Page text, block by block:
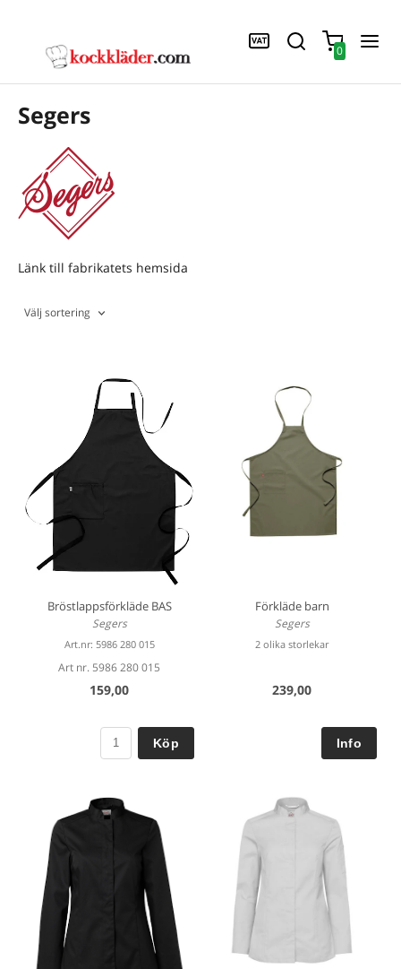
0
Segers
Länk till fabrikatets hemsida
Välj sortering
Bröstlappsförkläde BAS
Segers
Art.nr: 5986 280 015
Art nr. 5986 280 015
159,00
Köp
Förkläde barn
Segers
2 olika storlekar
239,00